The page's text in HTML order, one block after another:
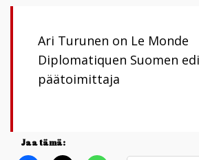
Ari Turunen on Le Monde
Diplomatiquen Suomen
päätoimittaja
Jaa tämä: